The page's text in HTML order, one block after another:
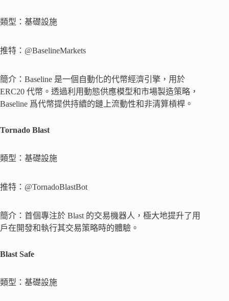
類型：基礎設施
推特：@BaselineMarkets
簡介：Baseline 是一個自動化的代幣經濟引擎，用於
ERC20 代幣。透過利用動態供應模型和市場製造策略，
Baseline 爲代幣提供持續的鏈上流動性和非清算槓桿。
Tornado Blast
類型：基礎設施
推特：@TornadoBlastBot
簡介：首個專注於 Blast 的交易機器人，極大地提升了用
戶在開發和執行其交易策略時的體驗。
Blast Safe
類型：基礎設施